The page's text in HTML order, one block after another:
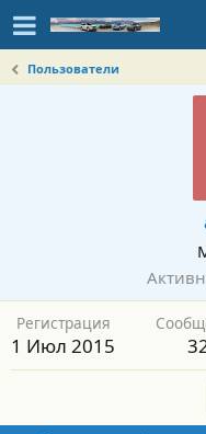
Пользователи
Регистрация
1 Июл 2015